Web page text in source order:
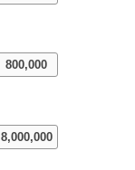
800,000
8,000,000